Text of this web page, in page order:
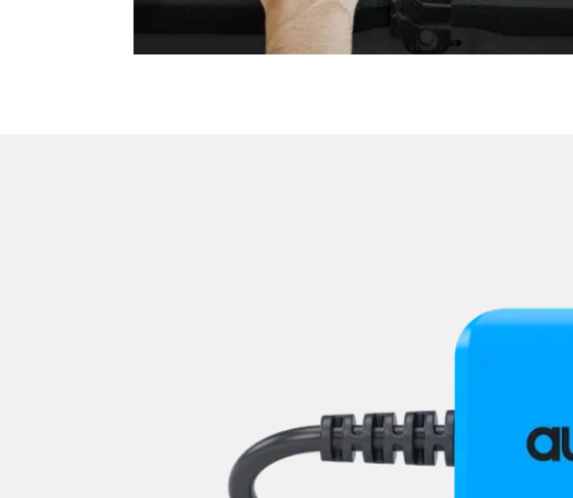
Niveauregulierung
Oben-, Hinten-, Seitenkamera (TRSVC)
Sitzelektronik Beifahrer
Sitzheizung
Sitzpositionsspeicher Fahrer